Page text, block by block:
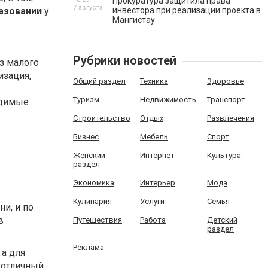
у
малого
и по
для
инвестора при реализации проекта в
Мангистау
7 августа
Рубрики новостей
Общий раздел Техника Здоровье
Туризм Недвижимость Транспорт
Строительство Отдых Развлечения
Бизнес Мебель Спорт
Женский
раздел
Интернет Культура
Экономика Интерьер Мода
Кулинария Услуги Семья
Путешествия Работа
Детский
раздел
Реклама